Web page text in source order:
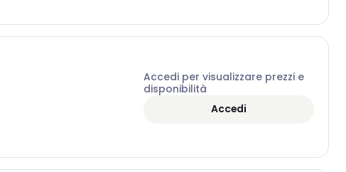
Accedi per visualizzare prezzi e
disponibilità
Accedi